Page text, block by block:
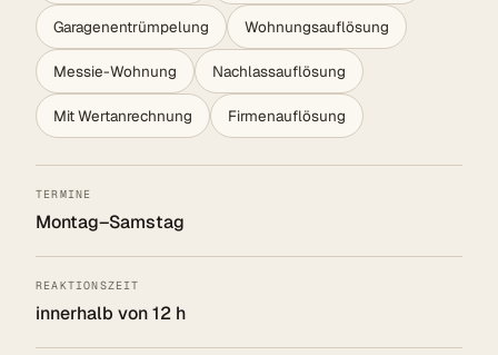
Garagenentrümpelung Wohnungsauflösung
Messie-Wohnung Nachlassauflösung
Mit Wertanrechnung Firmenauflösung
TERMINE
Montag–Samstag
REAKTIONSZEIT
innerhalb von 12 h